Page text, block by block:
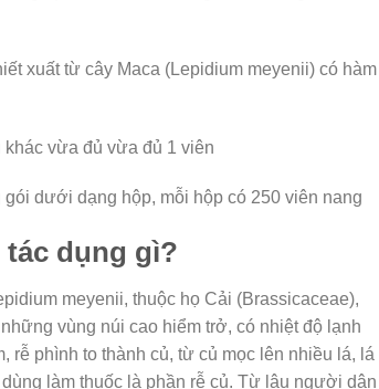
xuất từ cây Maca (Lepidium meyenii) có hàm
vừa đủ vừa đủ 1 viên
dưới dạng hộp, mỗi hộp có 250 viên nang
tác dụng gì?
meyenii, thuộc họ Cải (Brassicaceae),
vùng núi cao hiểm trở, có nhiệt độ lạnh
rễ phình to thành củ, từ củ mọc lên nhiều lá, lá
làm thuốc là phần rễ củ. Từ lâu người dân